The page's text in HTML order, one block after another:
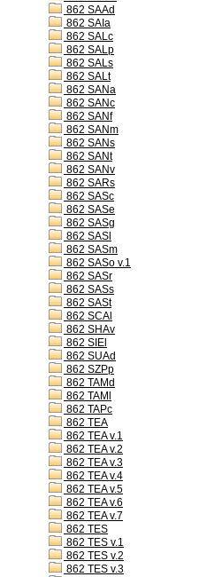
862 SAAd
862 SAIa
862 SALc
862 SALp
862 SALs
862 SALt
862 SANa
862 SANc
862 SANf
862 SANm
862 SANs
862 SANt
862 SANv
862 SARs
862 SASc
862 SASe
862 SASg
862 SASl
862 SASm
862 SASo v.1
862 SASr
862 SASs
862 SASt
862 SCAl
862 SHAv
862 SIEl
862 SUAd
862 SZPp
862 TAMd
862 TAMl
862 TAPc
862 TEA
862 TEA v.1
862 TEA v.2
862 TEA v.3
862 TEA v.4
862 TEA v.5
862 TEA v.6
862 TEA v.7
862 TES
862 TES v.1
862 TES v.2
862 TES v.3